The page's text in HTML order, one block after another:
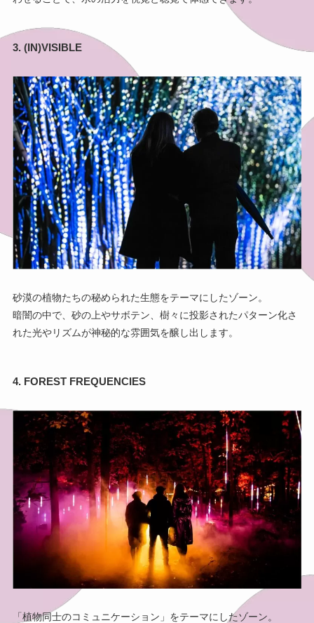
3. (IN)VISIBLE
砂漠の植物たちの秘められた生態をテーマにしたゾーン。
暗闇の中で、砂の上やサボテン、樹々に投影されたパターン化さ
れた光やリズムが神秘的な雰囲気を醸し出します。
4. FOREST FREQUENCIES
「植物同士のコミュニケーション」をテーマにしたゾーン。